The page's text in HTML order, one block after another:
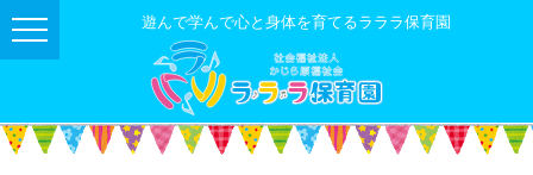
遊んで学んで心と身体を育てるラララ保育園